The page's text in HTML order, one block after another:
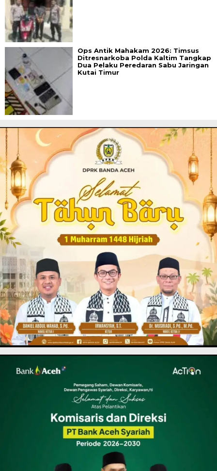
Ops Antik Mahakam 2026: Timsus
Ditresnarkoba Polda Kaltim Tangkap
Dua Pelaku Peredaran Sabu Jaringan
Kutai Timur